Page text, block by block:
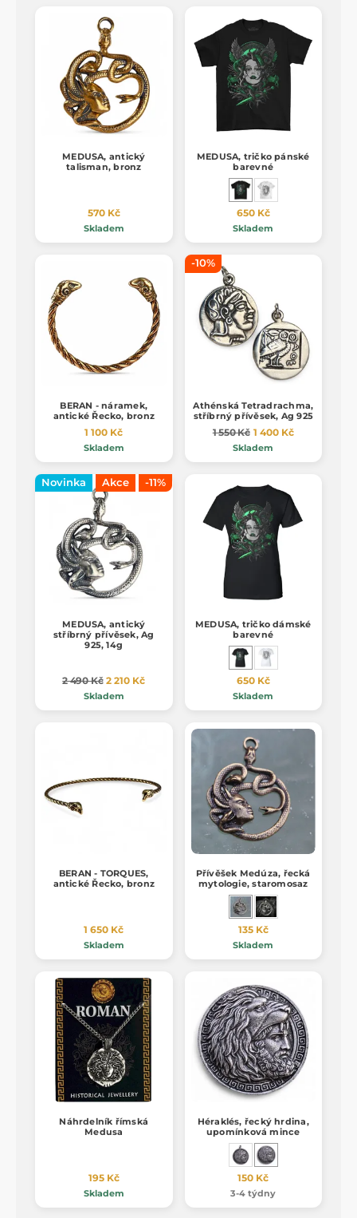
MEDUSA, antický
talisman, bronz
570 Kč
Skladem
MEDUSA, tričko pánské
barevné
650 Kč
Skladem
BERAN - náramek,
antické Řecko, bronz
1 100 Kč
Skladem
-10%
Athénská Tetradrachma,
stříbrný přívěsek, Ag 925
1 550 Kč 1 400 Kč
Skladem
Novinka Akce -11%
MEDUSA, antický
stříbrný přívěsek, Ag
925, 14g
2 490 Kč 2 210 Kč
Skladem
MEDUSA, tričko dámské
barevné
650 Kč
Skladem
BERAN - TORQUES,
antické Řecko, bronz
1 650 Kč
Skladem
Přívěšek Medúza, řecká
mytologie, staromosaz
135 Kč
Skladem
Náhrdelník římská
Medusa
195 Kč
Skladem
Héraklés, řecký hrdina,
upomínková mince
150 Kč
3-4 týdny